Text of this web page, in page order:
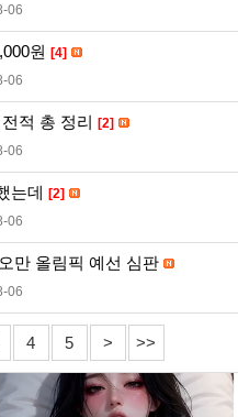
06
원 [4]
06
적 총 정리 [2]
06
는데 [2]
06
만 올림픽 예선 심판
06
4 5 > >>